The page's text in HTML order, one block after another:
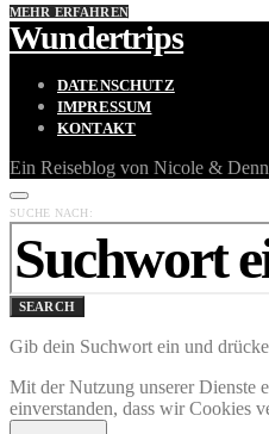
MEHR ERFAHREN
Wundertrips
DATENSCHUTZ
IMPRESSUM
KONTAKT
Ein Reiseblog von Nicole &
SUCHE NACH:
SEARCH
Gib dein Suchwort ein und
Mit der Nutzung unserer Dienste
einverstanden, dass wir Cookies